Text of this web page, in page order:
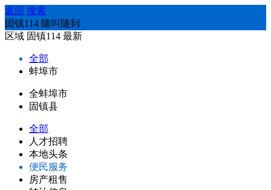
返回 搜索
固镇114 随叫随到
区域 固镇114 最新
全部
蚌埠市
全蚌埠市
固镇县
全部
人才招聘
本地头条
便民服务
房产租售